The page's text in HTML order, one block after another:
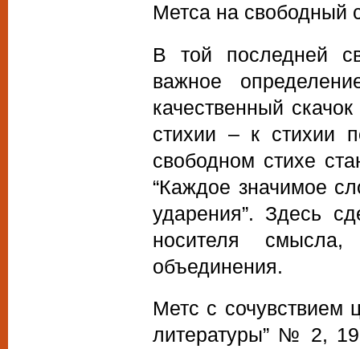
Метса на свободный
В той последней
важное
качественный
стихии – к стихии
свободном стихе
“Каждое значимое
ударения”. Здесь
носителя
объединения.
Метс с сочувствием
литературы” № 2,